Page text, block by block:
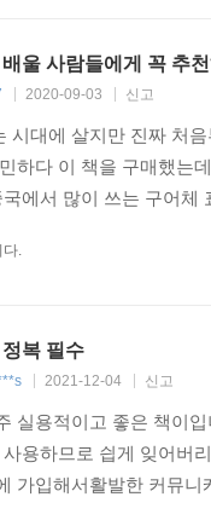
중국어를 공부할 수
있도록 롤플레잉 mp3
제대로!
현 복습, 20개 대화를
대화를 나누고 싶은 분
사하고 싶은 분
울 사람들에게 꼭 추
2020-09-03 신고
시대에 살지만 진짜 처
하다 이 책을 구매했는
에서 많이 쓰는 구어
다.
복 필수
2021-12-04 신고
실용적이고 좋은 책이
용하므로 싑게 잊어버
가입해서활발한 커뮤